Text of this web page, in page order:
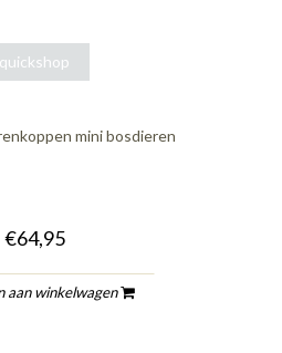
quickshop
mini bosdieren
€64,95
aan winkelwagen